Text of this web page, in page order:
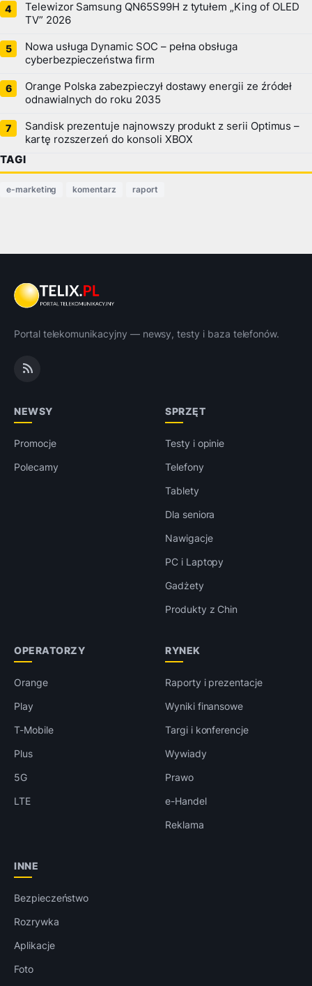
Telewizor Samsung QN65S99H z tytułem „King of OLED
TV” 2026
Nowa usługa Dynamic SOC – pełna obsługa
cyberbezpieczeństwa firm
Orange Polska zabezpieczył dostawy energii ze źródeł
odnawialnych do roku 2035
Sandisk prezentuje najnowszy produkt z serii Optimus –
kartę rozszerzeń do konsoli XBOX
TAGI
e-marketing komentarz raport
Portal telekomunikacyjny — newsy, testy i baza telefonów.
NEWSY
Promocje
Polecamy
SPRZĘT
Testy i opinie
Telefony
Tablety
Dla seniora
Nawigacje
PC i Laptopy
Gadżety
Produkty z Chin
OPERATORZY
Orange
Play
T-Mobile
Plus
5G
LTE
RYNEK
Raporty i prezentacje
Wyniki finansowe
Targi i konferencje
Wywiady
Prawo
e-Handel
Reklama
INNE
Bezpieczeństwo
Rozrywka
Aplikacje
Foto